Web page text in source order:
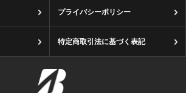
プライバシーポリシー
特定商取引法に基づく表記